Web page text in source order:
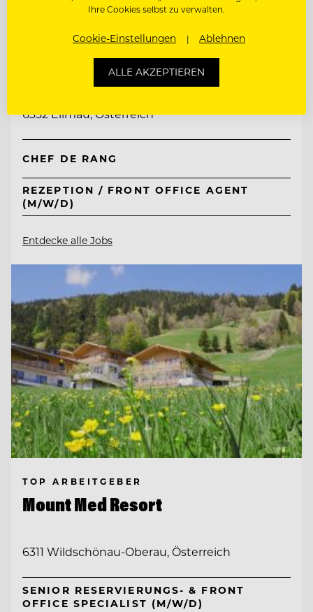
TOP ARBEITGEBER
Tirol Lodge Ellmau
6352 Ellmau, Österreich
CHEF DE RANG
REZEPTION / FRONT OFFICE AGENT
(M/W/D)
Entdecke alle Jobs
TOP ARBEITGEBER
Mount Med Resort
6311 Wildschönau-Oberau, Österreich
SENIOR RESERVIERUNGS- & FRONT
OFFICE SPECIALIST (M/W/D)
Ihre Cookies selbst zu verwalten.
Cookie-Einstellungen Ablehnen
ALLE AKZEPTIEREN